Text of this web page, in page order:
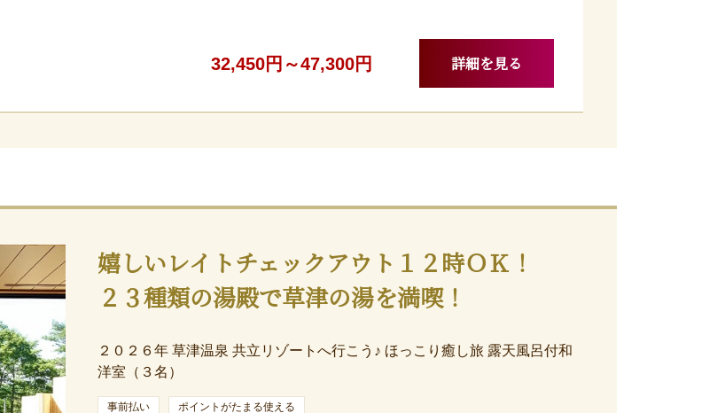
32,450円～47,300円 詳細を見る
嬉しいレイトチェックアウト１２時ＯＫ！
２３種類の湯殿で草津の湯を満喫！
２０２６年 草津温泉 共立リゾートへ行こう♪ ほっこり癒し旅 露天風呂付和
洋室（３名）
事前払い ポイントがたまる使える